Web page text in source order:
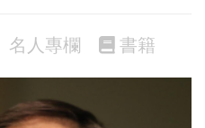
名人專欄 書籍